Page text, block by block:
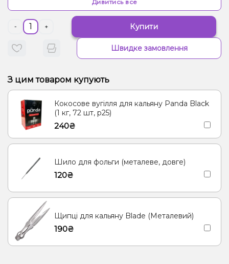
М'ята, Цитруси
Дивитись все
- + Купити
Швидке замовлення
З цим товаром купують
Кокосове вугілля для кальяну Panda Black
(1 кг, 72 шт, р25)
240₴
Шило для фольги (металеве, довге)
120₴
Щипці для кальяну Blade (Металевий)
190₴